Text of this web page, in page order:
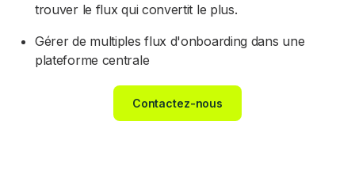
trouver le flux qui convertit le plus.
Gérer de multiples flux d'onboarding dans une
plateforme centrale
Contactez-nous